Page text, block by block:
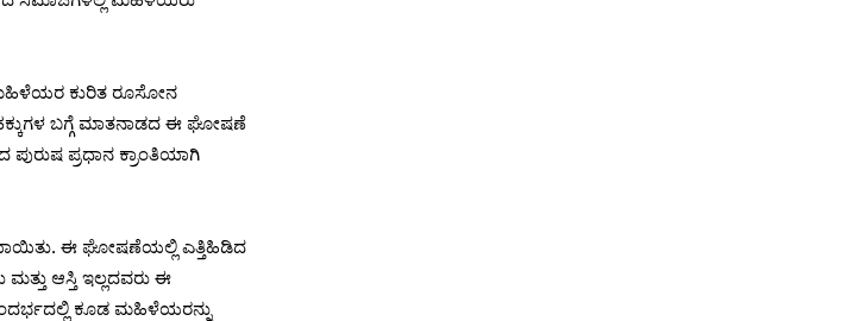
ಮಹಿಳೆಯರ ಕುರಿತ ರೂಸೋನ
ಬಗ್ಗೆ ಮಾತನಾಡದ ಈ ಘೋಷಣೆ
ಪ್ರಧಾನ ಕ್ರಾಂತಿಯಾಗಿ
ಈ ಘೋಷಣೆಯಲ್ಲಿ ಎತ್ತಿಹಿಡಿದ
ಮತ್ತು ಆಸ್ತಿ ಇಲ್ಲದವರು ಈ
ಕೂಡ ಮಹಿಳೆಯರನ್ನು